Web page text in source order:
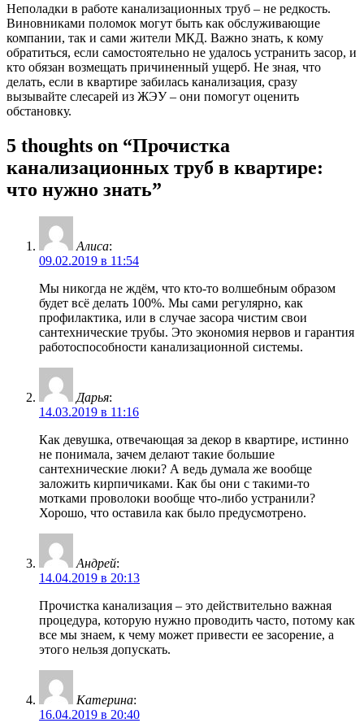
Неполадки в работе канализационных труб – не редкость.
Виновниками поломок могут быть как обслуживающие
компании, так и сами жители МКД. Важно знать, к кому
обратиться, если самостоятельно не удалось устранить засор, и
кто обязан возмещать причиненный ущерб. Не зная, что
делать, если в квартире забилась канализация, сразу
вызывайте слесарей из ЖЭУ – они помогут оценить
обстановку.
5 thoughts on “Прочистка
канализационных труб в квартире:
что нужно знать”
Алиса:
09.02.2019 в 11:54
Мы никогда не ждём, что кто-то волшебным образом
будет всё делать 100%. Мы сами регулярно, как
профилактика, или в случае засора чистим свои
сантехнические трубы. Это экономия нервов и гарантия
работоспособности канализационной системы.
Дарья:
14.03.2019 в 11:16
Как девушка, отвечающая за декор в квартире, истинно
не понимала, зачем делают такие большие
сантехнические люки? А ведь думала же вообще
заложить кирпичиками. Как бы они с такими-то
мотками проволоки вообще что-либо устранили?
Хорошо, что оставила как было предусмотрено.
Андрей:
14.04.2019 в 20:13
Прочистка канализация – это действительно важная
процедура, которую нужно проводить часто, потому как
все мы знаем, к чему может привести ее засорение, а
этого нельзя допускать.
Катерина:
16.04.2019 в 20:40